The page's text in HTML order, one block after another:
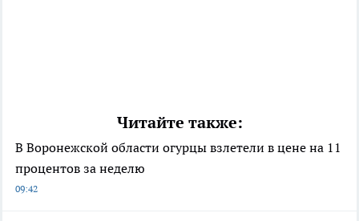
Читайте также:
В Воронежской области огурцы взлетели в цене на 11
процентов за неделю
09:42